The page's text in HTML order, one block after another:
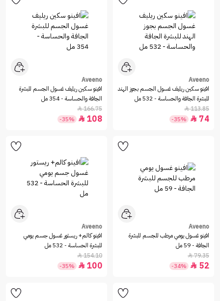
Aveeno
افينو سكين ريليف غسول الجسم بجوز الهند
للبشرة الجافة والحساسة - 532 مل
113.85

74

-35%
Aveeno
افينو سكين ريليف غسول الجسم للبشرة
الجافة والحساسة - 354 مل
166.75

108

-35%
Aveeno
افينو غسول يومي مرطب للجسم للبشرة
الجافة - 59 مل
79.35

52

-34%
Aveeno
افينو كالم+ ريستور غسول جسم يومي
للبشرة الحساسة - 532 مل
154.10

100

-35%